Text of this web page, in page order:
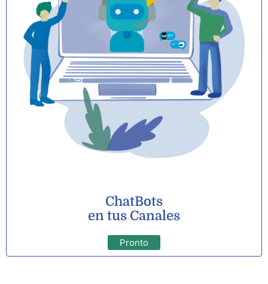
ChatBots
en tus Canales
Pronto